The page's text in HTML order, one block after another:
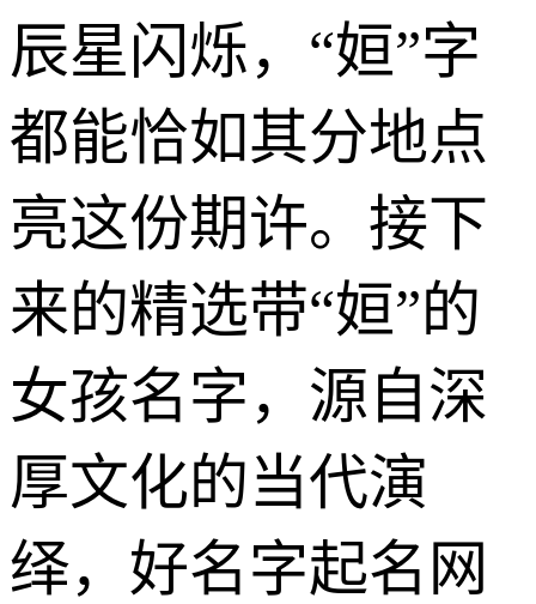
辰星闪烁，“姮”字
都能恰如其分地点
亮这份期许。接下
来的精选带“姮”的
女孩名字，源自深
厚文化的当代演
绎，好名字起名网